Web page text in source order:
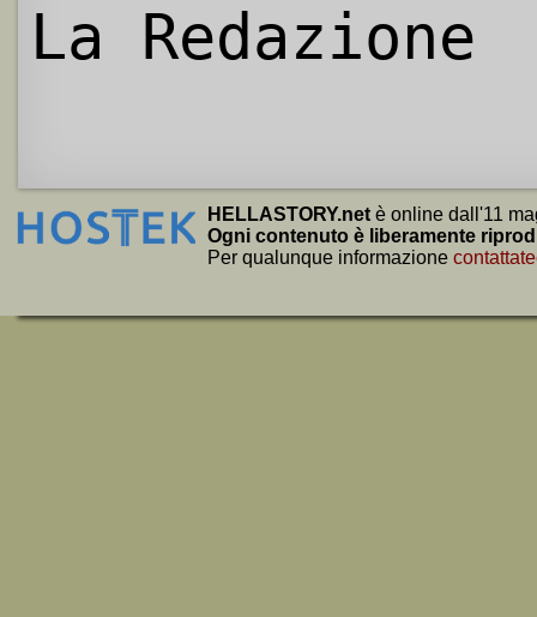
La Redazione
HELLASTORY.net è online dall'11
Ogni contenuto è liberamente
Per qualunque informazione